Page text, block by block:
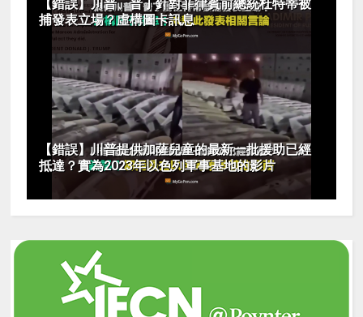
【錯誤】川普、普丁針對菲律賓前總統杜特蒂被
捕發表立場？虛構圖卡訊息
【錯誤】川普提供加薩兒童的最新一批援助已經
抵達？實為2023年以色列軍事基地的影片